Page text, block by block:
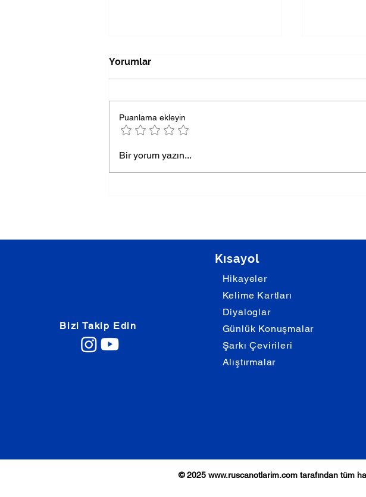
Stadyumun Karanlık
Yorumlar
Puanlama ekleyin
Bir yorum yazın...
Bizi Takip Edin
Kısayol
Hikayeler
Kelime Kartları
Diyaloglar
Günlük Konuşmalar
Şarkı Çevirileri
Alıştırmalar
© 2025 www.ruscanotlarim.comtarafından tüm